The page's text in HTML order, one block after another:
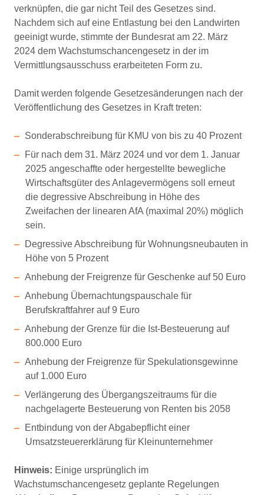
verknüpfen, die gar nicht Teil des Gesetzes sind.
Nachdem sich auf eine Entlastung bei den Landwirten
geeinigt wurde, stimmte der Bundesrat am 22. März
2024 dem Wachstumschancengesetz in der im
Vermittlungsausschuss erarbeiteten Form zu.
Damit werden folgende Gesetzesänderungen nach der
Veröffentlichung des Gesetzes in Kraft treten:
Sonderabschreibung für KMU von bis zu 40 Prozent
Für nach dem 31. März 2024 und vor dem 1. Januar
2025 angeschaffte oder hergestellte bewegliche
Wirtschaftsgüter des Anlagevermögens soll erneut
die degressive Abschreibung in Höhe des
Zweifachen der linearen AfA (maximal 20%) möglich
sein.
Degressive Abschreibung für Wohnungsneubauten in
Höhe von 5 Prozent
Anhebung der Freigrenze für Geschenke auf 50 Euro
Anhebung Übernachtungspauschale für
Berufskraftfahrer auf 9 Euro
Anhebung der Grenze für die Ist-Besteuerung auf
800.000 Euro
Anhebung der Freigrenze für Spekulationsgewinne
auf 1.000 Euro
Verlängerung des Übergangszeitraums für die
nachgelagerte Besteuerung von Renten bis 2058
Entbindung von der Abgabepflicht einer
Umsatzsteuererklärung für Kleinunternehmer
Hinweis: Einige ursprünglich im
Wachstumschancengesetz geplante Regelungen